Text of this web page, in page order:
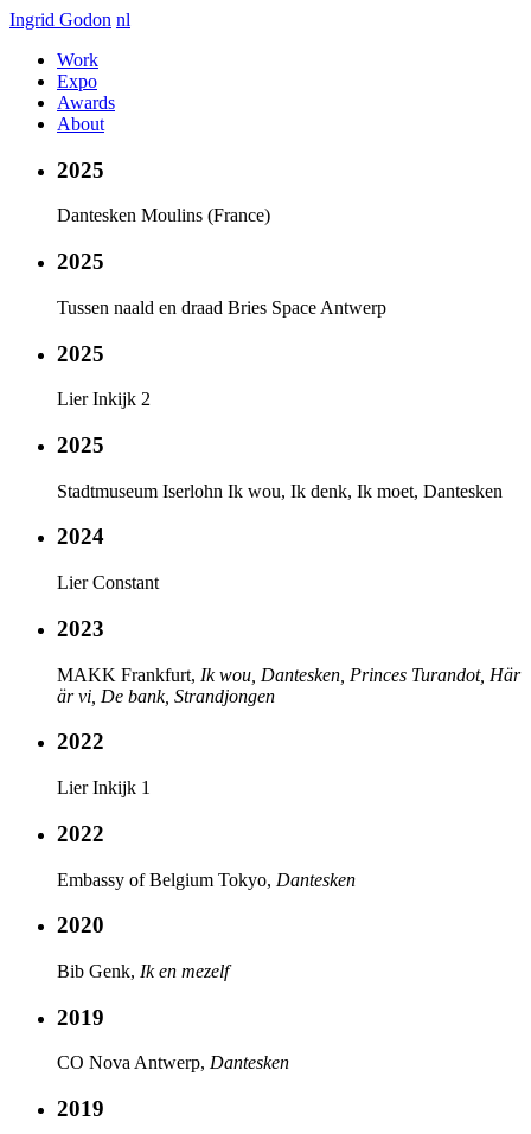
Ingrid Godon nl
Work
Expo
Awards
About
2025
Dantesken Moulins (France)
2025
Tussen naald en draad Bries Space Antwerp
2025
Lier Inkijk 2
2025
Stadtmuseum Iserlohn Ik wou, Ik denk, Ik moet, Dantesken
2024
Lier Constant
2023
MAKK Frankfurt, Ik wou, Dantesken, Princes Turandot, Här
är vi, De bank, Strandjongen
2022
Lier Inkijk 1
2022
Embassy of Belgium Tokyo, Dantesken
2020
Bib Genk, Ik en mezelf
2019
CO Nova Antwerp, Dantesken
2019